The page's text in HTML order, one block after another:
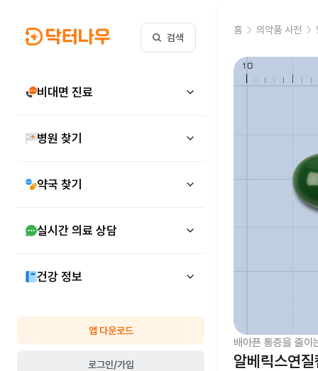
검색
비대면 진료
병원 찾기
약국 찾기
실시간 의료 상담
건강 정보
앱 다운로드
로그인/가입
홈 의약품 사전
배아픈 통증을 줄이
알베릭스연